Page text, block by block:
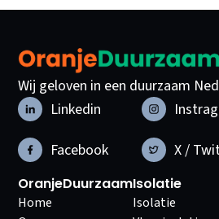
Wij geloven in een duurzaam
Linkedin
Facebook
X /
OranjeDuurzaam
Home
Isolatie
Isolatie